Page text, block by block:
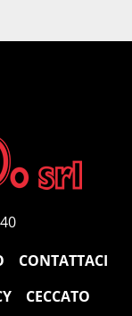
CONTATTACI
CECCATO